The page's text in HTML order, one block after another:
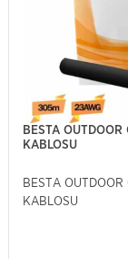
BESTA
KABLOSU
BESTA
KABLOSU